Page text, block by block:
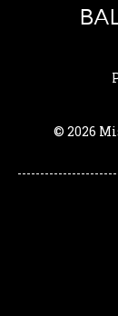
© 2026